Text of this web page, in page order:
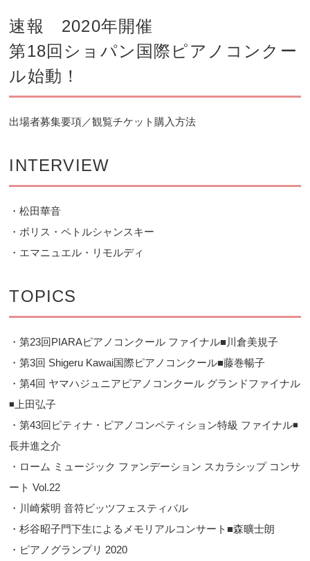
速報 2020年開催
第18回ショパン国際ピアノコンクー
ル始動！
出場者募集要項／観覧チケット購入方法
INTERVIEW
・松田華音
・ボリス・ペトルシャンスキー
・エマニュエル・リモルディ
TOPICS
・第23回PIARAピアノコンクール ファイナル■川倉美規子
・第3回 Shigeru Kawai国際ピアノコンクール■藤巻暢子
・第4回 ヤマハジュニアピアノコンクール グランドファイナル
◾️上田弘子
・第43回ピティナ・ピアノコンペティション特級 ファイナル◾️
長井進之介
・ローム ミュージック ファンデーション スカラシップ コンサ
ート Vol.22
・川崎紫明 音符ビッツフェスティバル
・杉谷昭子門下生によるメモリアルコンサート■森曠士朗
・ピアノグランプリ 2020